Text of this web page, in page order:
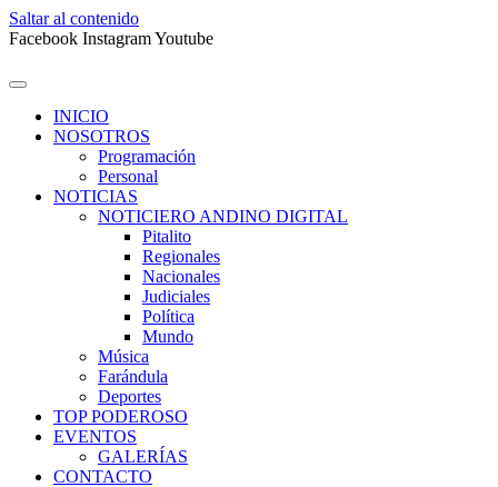
Saltar al contenido
Facebook InstagramYoutube
INICIO
NOSOTROS
Programación
Personal
NOTICIAS
NOTICIERO ANDINO DIGITAL
Pitalito
Regionales
Nacionales
Judiciales
Política
Mundo
Música
Farándula
Deportes
TOP PODEROSO
EVENTOS
GALERÍAS
CONTACTO